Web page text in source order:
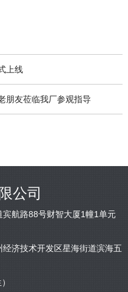
上线
朋友莅临我厂参观指导
公司
航路88号财智大厦1幢1单元
济技术开发区星海街道滨海五